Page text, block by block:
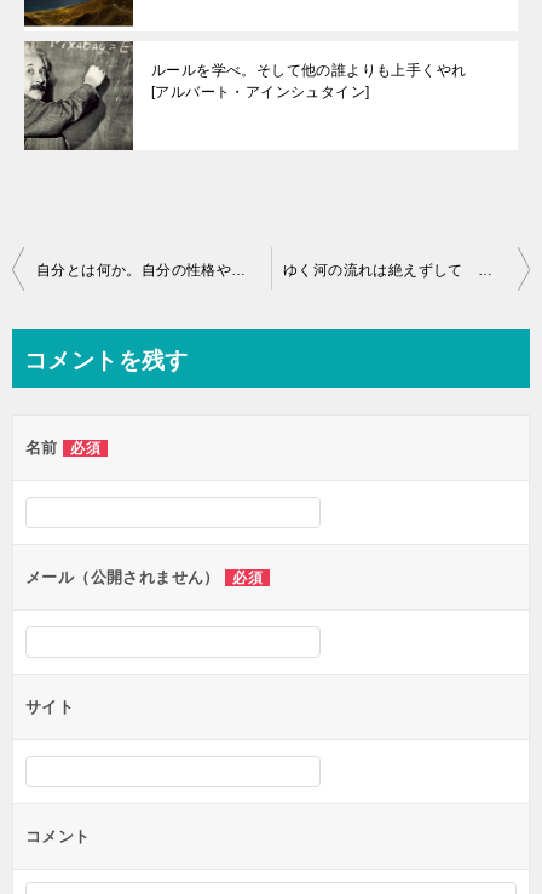
ルールを学べ。そして他の誰よりも上手くやれ
[アルバート・アインシュタイン]
投
ビ
ー
シ
ン
自分とは何か。自分の性格や能力を知るために、まずは「自分の取扱説明書」を書いてみる。[松岡修造] ゆく河の流れは絶えずして しかも もとの水にあらず。 鴨長明・方丈記
コメントを残す
名前 必須
メール（公開されません） 必須
サイト
コメント